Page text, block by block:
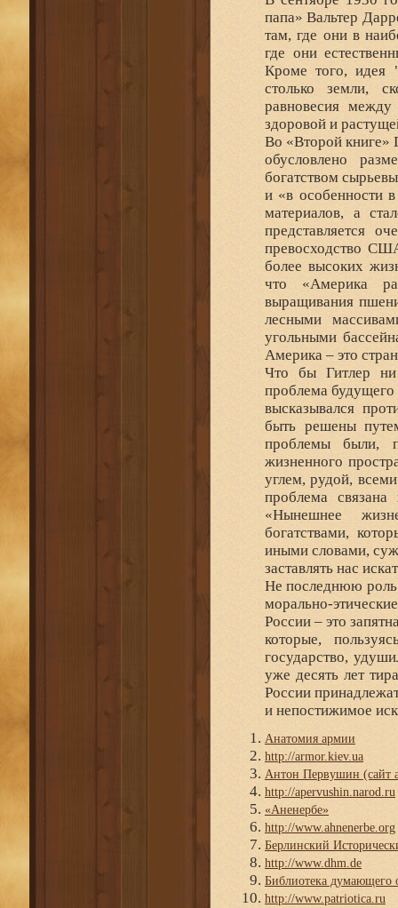
папа» Вальтер
там, где они в
где они
Кроме того, идея
столько земли,
равновесия между
здоровой и
Во «Второй книге»
обусловлено
богатством
и «в особенности
материалов, а
представляется
превосходство
более высоких
что «Америка
выращивания
лесными
угольными
Америка – это
Что бы Гитлер ни
проблема
высказывался
быть решены
проблемы были,
жизненного
углем, рудой,
проблема
«Нынешнее
богатствами,
иными словами,
заставлять нас
Не последнюю роль
морально-
России – это
которые,
государство,
уже десять лет
России
и непостижимое
Анатомия армии
http://armor.kiev.ua
Антон Первушин (сайт
http://apervushin.narod.ru
«Аненербе»
http://www.ahnenerbe.org
Берлинский
http://www.dhm.de
Библиотека думающего
http://www.patriotica.ru